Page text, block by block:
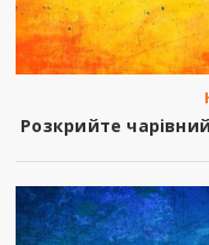
Розкрийте